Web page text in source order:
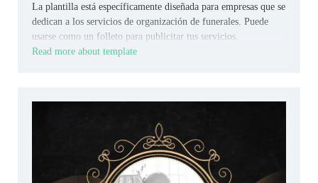
La plantilla está específicamente diseñada para empresas que se
dedican a los servicios de organización de funerales. Puede
usarse como un folleto para publicitar tus servicios.
Read more about template